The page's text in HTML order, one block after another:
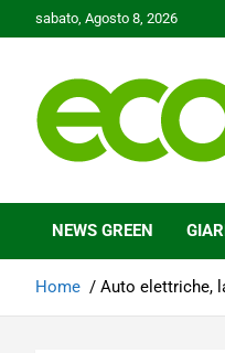
to
sabato, Agosto 8, 2026
Ecoo.it
NEWS GREEN
Home Auto elettriche,